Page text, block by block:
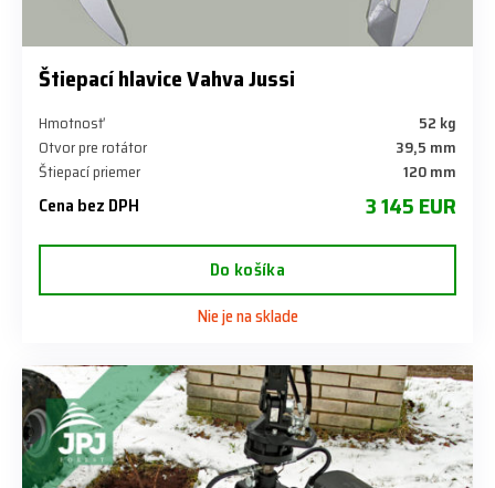
Štiepací hlavice Vahva Jussi
Hmotnosť
52 kg
Otvor pre rotátor
39,5 mm
Štiepací priemer
120 mm
Cena bez DPH 3 145 EUR
Do košíka
Nie je na sklade